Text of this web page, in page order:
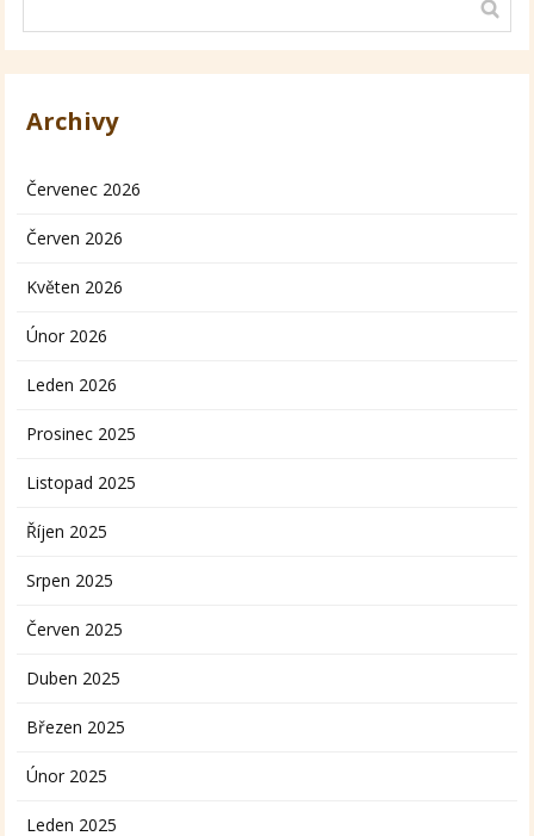
Archivy
Červenec 2026
Červen 2026
Květen 2026
Únor 2026
Leden 2026
Prosinec 2025
Listopad 2025
Říjen 2025
Srpen 2025
Červen 2025
Duben 2025
Březen 2025
Únor 2025
Leden 2025